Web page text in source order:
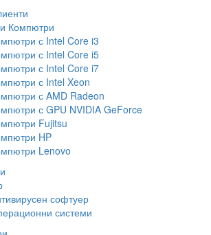
Компютри
с Intel Core i3
с Intel Core i5
с Intel Core i7
с Intel Xeon
с AMD Radeon
с GPU NVIDIA GeForce
Fujitsu
HP
Lenovo
софтуер
системи